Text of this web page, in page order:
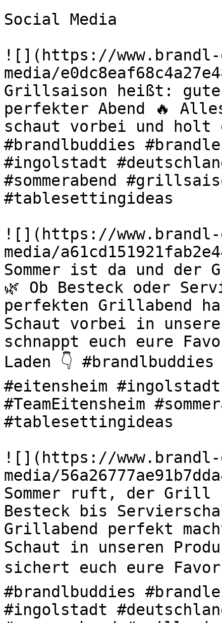
Social Media
![](https://
media/
Grillsaison heißt:
perfekter Abend 🔥
schaut vorbei und holt
#brandlbuddies
#ingolstadt
#sommerabend
#tablesettingideas
![](https://
media/
Sommer ist da und
🌿 Ob Besteck oder
perfekten Grillabend
Schaut vorbei in
schnappt euch eure
Laden 👇
#eitensheim
#TeamEitensheim
#tablesettingideas
![](https://
media/
Sommer ruft, der Grill
Besteck bis
Grillabend perfekt
Schaut in unseren
sichert euch eure
#brandlbuddies
#ingolstadt